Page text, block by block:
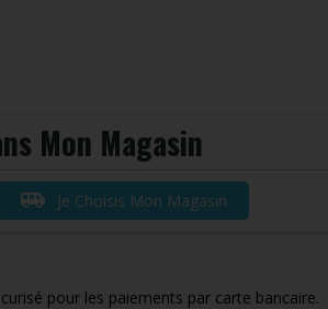
Mon Magasin
airport_shuttle Je Choisis Mon Magasin
pour les paiements par carte bancaire.